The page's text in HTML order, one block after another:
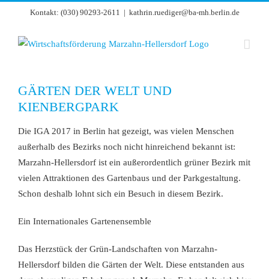
springen
Kontakt: (030) 90293-2611 | kathrin.ruediger@ba-mh.berlin.de
GÄRTEN DER WELT UND
KIENBERGPARK
Die IGA 2017 in Berlin hat gezeigt, was vielen Menschen
außerhalb des Bezirks noch nicht hinreichend bekannt ist:
Marzahn-Hellersdorf ist ein außerordentlich grüner Bezirk mit
vielen Attraktionen des Gartenbaus und der Parkgestaltung.
Schon deshalb lohnt sich ein Besuch in diesem Bezirk.
Ein Internationales Gartenensemble
Das Herzstück der Grün-Landschaften von Marzahn-
Hellersdorf bilden die Gärten der Welt. Diese entstanden aus